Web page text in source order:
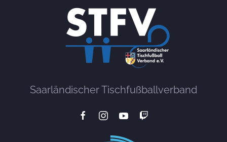
Saarländischer Tischfußballverband